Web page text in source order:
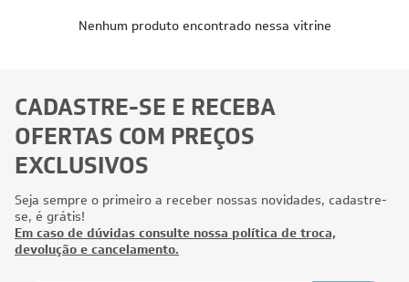
Nenhum produto encontrado nessa vitrine
CADASTRE-SE E RECEBA
OFERTAS COM PREÇOS
EXCLUSIVOS
Seja sempre o primeiro a receber nossas novidades, cadastre-
se, é grátis!
Em caso de dúvidas consulte nossa política de troca,
devolução e cancelamento.